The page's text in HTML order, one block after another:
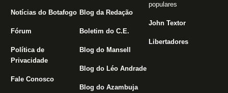
Notícias do Botafogo
Fórum
Política de
Privacidade
Fale Conosco
Blog da Redação
Boletim do C.E.
Blog do Mansell
Blog do Léo Andrade
Blog do Azambuja
populares
John Textor
Libertadores